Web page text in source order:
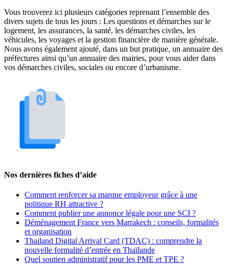
Vous trouverez ici plusieurs catégories reprenant l’ensemble des
divers sujets de tous les jours : Les questions et démarches sur le
logement, les assurances, la santé, les démarches civiles, les
véhicules, les voyages et la gestion financière de manière générale.
Nous avons également ajouté, dans un but pratique, un annuaire des
préfectures ainsi qu’un annuaire des mairies, pour vous aider dans
vos démarches civiles, sociales ou encore d’urbanisme.
Nos dernières fiches d’aide
Comment renforcer sa marque employeur grâce à une
politique RH attractive ?
Comment publier une annonce légale pour une SCI ?
Déménagement France vers Marrakech : conseils, formalités
et organisation
Thailand Digital Arrival Card (TDAC) : comprendre la
nouvelle formalité d’entrée en Thaïlande
Quel soutien administratif pour les PME et TPE ?